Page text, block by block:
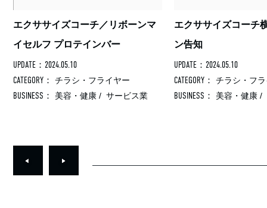
エクササイズコーチ／リボーンマ
イセルフ プロテインバー
UPDATE：2024.05.10
CATEGORY：
チラシ・フライヤー
BUSINESS： 美容・健康 / サービス業
エクササイズコーチ
ン告知
UPDATE：2024.05.10
CATEGORY：
チラシ・フ
BUSINESS： 美容・健康 /